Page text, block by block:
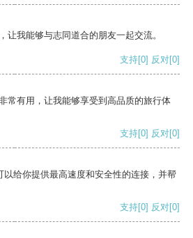
让我能够与志同道合的朋友一起交流。
支持[0] 反对[0]
常有用，让我能够享受到高品质的旅行体
支持[0] 反对[0]
给你提供最高速度和安全性的连接，并帮
支持[0] 反对[0]